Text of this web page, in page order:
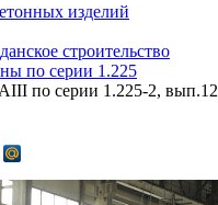
изделий
строительство
по серии 1.225
по серии 1.225-2, вып.12